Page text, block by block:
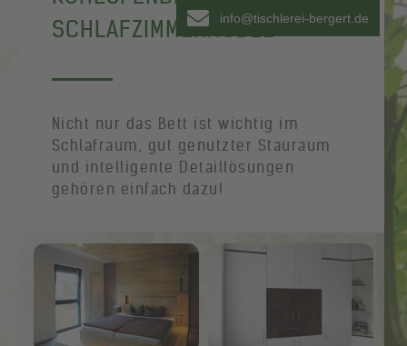
SCHLAFZIMMERMÖBEL
Nicht nur das Bett ist wichtig im
Schlafraum, gut genutzter Stauraum
und intelligente Detaillösungen
gehören einfach dazu!
info@tischlerei-bergert.de